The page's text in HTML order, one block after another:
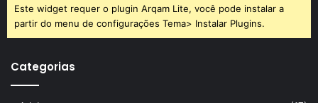
Este widget requer o plugin Arqam Lite, você pode instalar a
partir do menu de configurações Tema> Instalar Plugins.
Categorias